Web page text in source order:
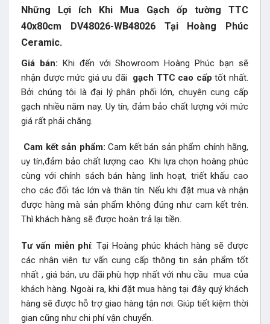
Những Lợi ích Khi Mua Gạch ốp tường TTC
40x80cm DV48026-WB48026 Tại Hoàng Phúc
Ceramic.
Giá bán: Khi đến với Showroom Hoàng Phúc bạn sẽ
nhận được mức giá ưu đãi gạch TTC cao cấp tốt nhất.
Bởi chúng tôi là đại lý phân phối lớn, chuyên cung cấp
gạch nhiều năm nay. Uy tín, đảm bảo chất lượng với mức
giá rất phải chăng.
Cam kết sản phẩm: Cam kết bán sản phẩm chính hãng,
uy tín,đảm bảo chất lượng cao. Khi lựa chọn hoàng phúc
cùng với chính sách bán hàng linh hoạt, triết khấu cao
cho các đối tác lớn và thân tín. Nếu khi đặt mua và nhận
được hàng mà sản phẩm không đúng như cam kết trên.
Thì khách hàng sẽ được hoàn trả lại tiền.
Tư vấn miễn phí: Tại Hoàng phúc khách hàng sẽ được
các nhân viên tư vấn cung cấp thông tin sản phẩm tốt
nhất , giá bán, ưu đãi phù hợp nhất với nhu cầu mua của
khách hàng. Ngoài ra, khi đặt mua hàng tại đây quý khách
hàng sẽ được hỗ trợ giao hàng tận nơi. Giúp tiết kiệm thời
gian cũng như chi phí vận chuyển.